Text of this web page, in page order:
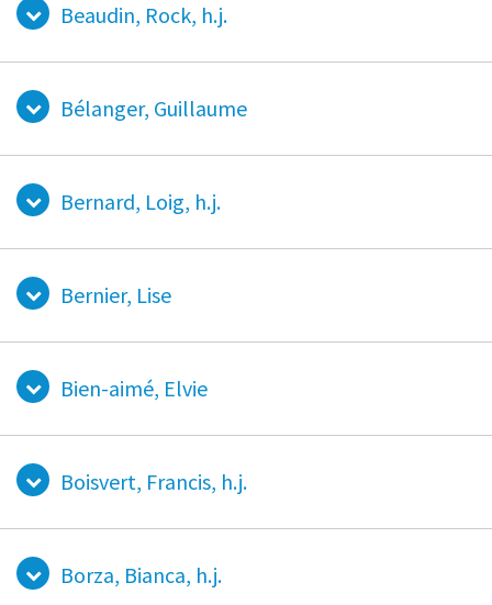
Beaudin, Rock, h.j.
Bélanger, Guillaume
Bernard, Loig, h.j.
Bernier, Lise
Bien-aimé, Elvie
Boisvert, Francis, h.j.
Borza, Bianca, h.j.